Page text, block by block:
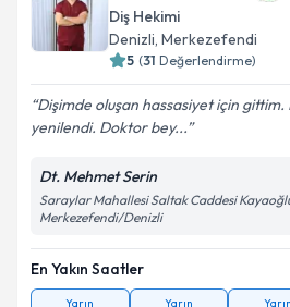
Diş Hekimi
Denizli, Merkezefendi
5 (31 Değerlendirme)
Dişimde oluşan hassasiyet için gittim.
yenilendi. Doktor bey...
Dt. Mehmet Serin
Saraylar Mahallesi Saltak Caddesi
Merkezefendi/Denizli
En Yakın Saatler
Yarın Yarın Yarın